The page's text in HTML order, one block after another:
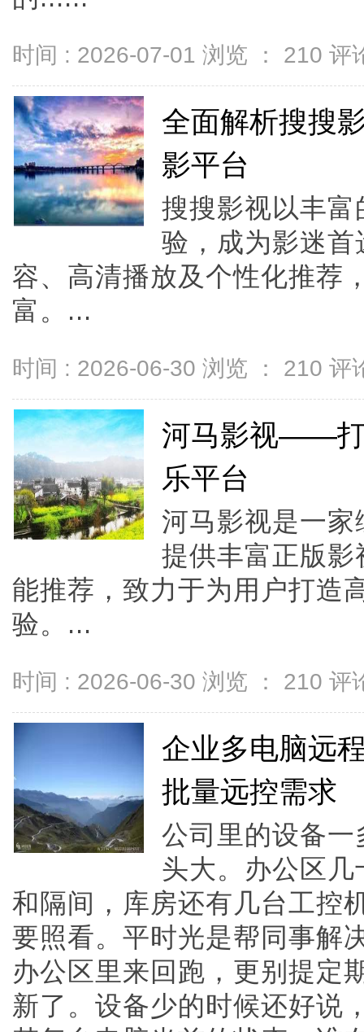
时间 : 2026-07-01 浏览 ： 210 评
全面解析搜搜
影平台
搜搜影视以丰
验，成为影迷
容、高清播放及个性化推荐
富。...
时间 : 2026-06-30 浏览 ： 210 评
河马影视——打
乐平台
河马影视是一
提供丰富正版
能推荐，致力于为用户打造
验。...
时间 : 2026-06-30 浏览 ： 210 评
企业多电脑远
批量远控需求
公司里的设备
头大。办公区
和隔间，库房还有几台工控
要照看。平时光是帮同事解
办公区里来回跑，更别提定
新了。设备少的时候还好说